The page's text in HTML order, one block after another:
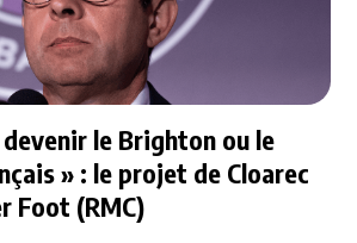
le Brighton ou le
» : le projet de Cloarec
Foot (RMC)